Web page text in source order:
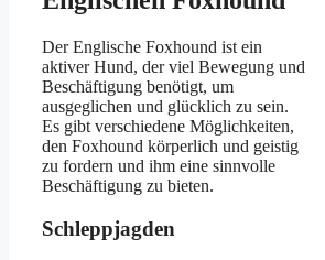
Der Englische Foxhound ist ein
aktiver Hund, der viel Bewegung und
Beschäftigung benötigt, um
ausgeglichen und glücklich zu sein.
Es gibt verschiedene Möglichkeiten,
den Foxhound körperlich und geistig
zu fordern und ihm eine sinnvolle
Beschäftigung zu bieten.
Schleppjagden